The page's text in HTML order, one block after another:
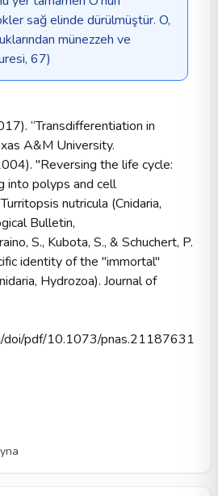
sağ elinde dürülmüştür. O,
münezzeh ve
67)
“Transdifferentiation in
A&M University.
"Reversing the life cycle:
into polyps and cell
nutricula (Cnidaria,
Bulletin,
S., Kubota, S., & Schuchert, P.
identity of the "immortal"
Hydrozoa). Journal of
doi/pdf/10.1073/pnas.21187631